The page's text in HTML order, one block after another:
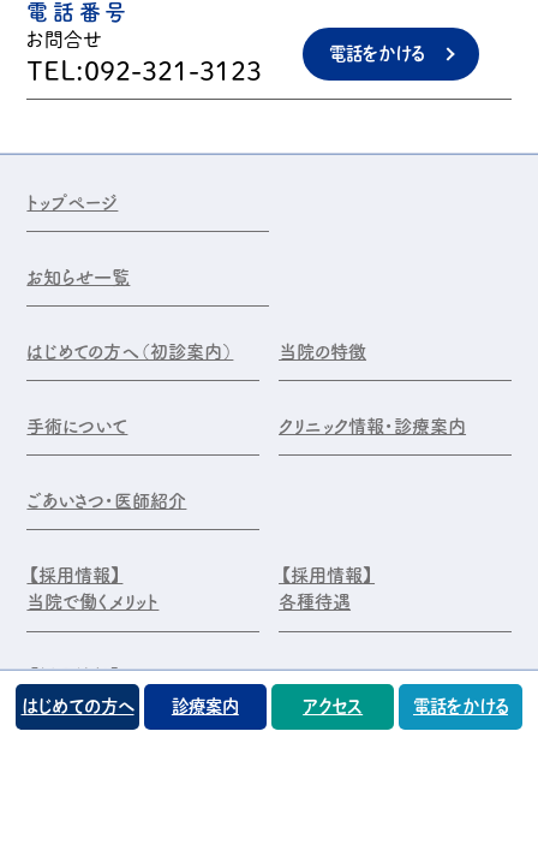
電話番号
お問合せ
TEL:092-321-3123
電話をかける
トップページ
お知らせ一覧
はじめての方へ（初診案内） 当院の特徴
手術について クリニック情報・診療案内
ごあいさつ・医師紹介
【採用情報】
当院で働くメリット
【採用情報】
各種待遇
【採用情報】
エントリー・お問合せ
はじめての方へ 診療案内 アクセス 電話をかける